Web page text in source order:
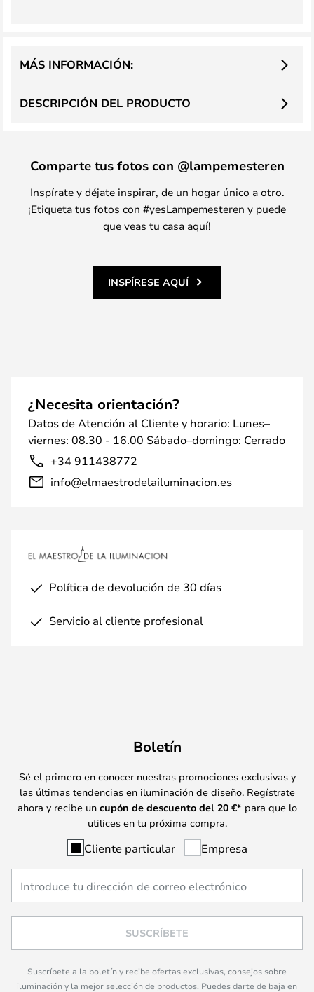
DESCRIPCIÓN DEL PRODUCTO
MÁS INFORMACIÓN:
Comparte tus fotos con @lampemesteren
Inspírate y déjate inspirar, de un hogar único a otro.
¡Etiqueta tus fotos con #yesLampemesteren y puede
que veas tu casa aquí!
INSPÍRESE AQUÍ
¿Necesita orientación?
Datos de Atención al Cliente y horario: Lunes–
viernes: 08.30 - 16.00 Sábado–domingo: Cerrado
+34 911438772
info@elmaestrodelailuminacion.es
Política de devolución de 30 días
Servicio al cliente profesional
Boletín
Sé el primero en conocer nuestras promociones exclusivas y
las últimas tendencias en iluminación de diseño. Regístrate
ahora y recibe un cupón de descuento del 20 €* para que lo
utilices en tu próxima compra.
Cliente particular Empresa
SUSCRÍBETE
Suscríbete a la boletín y recibe ofertas exclusivas, consejos sobre
iluminación y la mejor selección de productos. Puedes darte de baja en